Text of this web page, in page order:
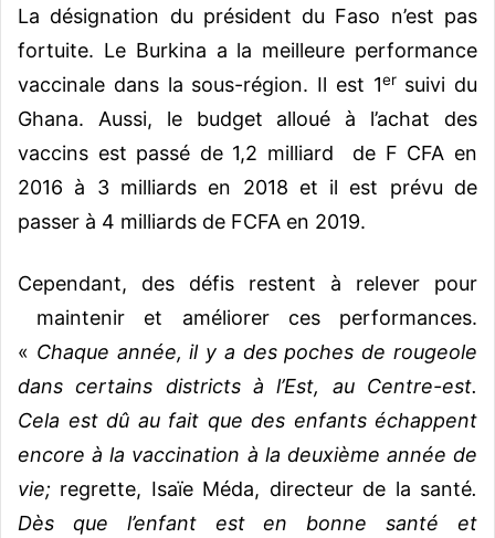
La désignation du président du Faso n’est pas
fortuite. Le Burkina a la meilleure performance
vaccinale dans la sous-région. Il est 1ersuivi du
Ghana. Aussi, le budget alloué à l’achat des
vaccins est passé de 1,2 milliard de F CFA en
2016 à 3 milliards en 2018 et il est prévu de
passer à 4 milliards de FCFA en 2019.
Cependant, des défis restent à relever pour
maintenir et améliorer ces performances.
« Chaque année, il y a des poches de rougeole
dans certains districts à l’Est, au Centre-est.
Cela est dû au fait que des enfants échappent
encore à la vaccination à la deuxième année de
vie; regrette, Isaïe Méda, directeur de la santé.
Dès que l’enfant est en bonne santé et